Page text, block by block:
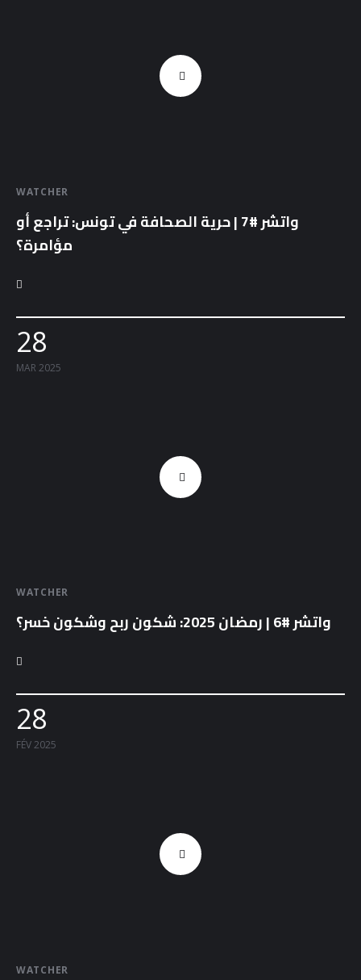
WATCHER
واتشر #7 | حرية الصحافة في تونس: تراجع أو
مؤامرة؟
28
MAR 2025
WATCHER
واتشر #6 | رمضان 2025: شكون ربح وشكون خسر؟
28
FÉV 2025
WATCHER